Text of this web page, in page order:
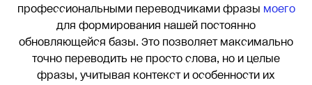
профессиональными переводчиками фразы моего
для формирования нашей постоянно
обновляющейся базы. Это позволяет максимально
точно переводить не просто слова, но и целые
фразы, учитывая контекст и особенности их